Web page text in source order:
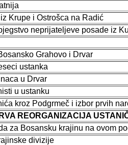
i Ostrošca na Radić
neprijateljeve posade iz
Grahovo i Drvar
ustanka
u Drvar
u ustanku
kroz Podgrmeč i izbor prvih
REORGANIZACIJA
za Bosansku krajinu na ovom
divizije